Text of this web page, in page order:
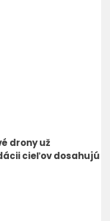
drony už
cieľov dosahujú